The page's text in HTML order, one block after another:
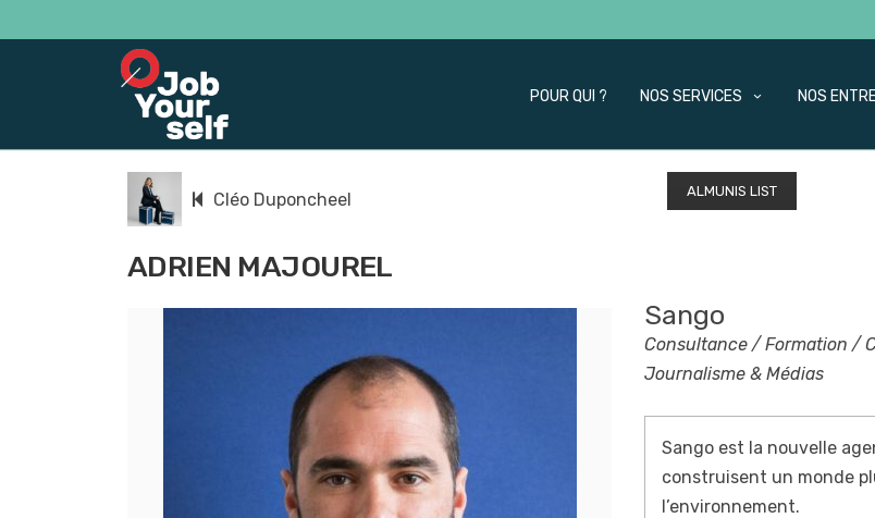
POUR QUI ? NOS SERVICES NOS
Cléo Duponcheel ALMUNIS LIST
ADRIEN MAJOUREL
Sango
Consultance / Formation /
Journalisme & Médias
Sango est la nouvelle
construisent un monde
l’environnement.